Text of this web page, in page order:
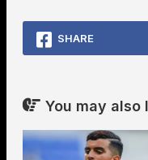
SHARE
You may also